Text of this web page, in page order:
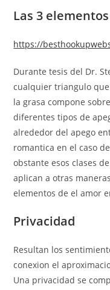
Las 3
https://
Durante tesis del Dr.
cualquier triangulo
la grasa compone
diferentes tipos de
alrededor del apego
romantica en el caso
obstante esos clases
aplican a otras
elementos de el amor
Privacidad
Resultan los
conexion el
Una privacidad se